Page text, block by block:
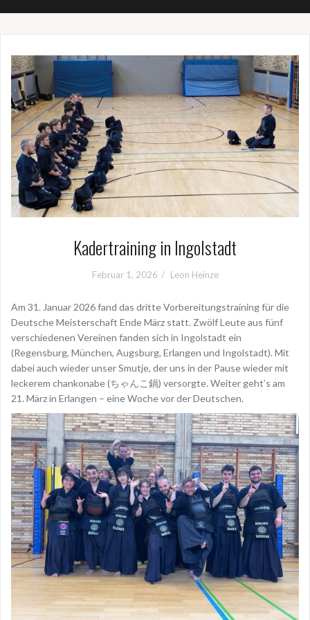
Kadertraining in Ingolstadt
Februar 1, 2026 Leon Heinze
Am 31. Januar 2026 fand das dritte Vorbereitungstraining für die
Deutsche Meisterschaft Ende März statt. Zwölf Leute aus fünf
verschiedenen Vereinen fanden sich in Ingolstadt ein
(Regensburg, München, Augsburg, Erlangen und Ingolstadt). Mit
dabei auch wieder unser Smutje, der uns in der Pause wieder mit
leckerem chankonabe (ちゃんこ鍋) versorgte. Weiter geht’s am
21. März in Erlangen – eine Woche vor der Deutschen.